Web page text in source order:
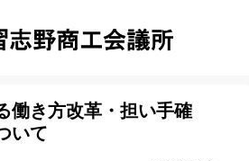
働き方改革・担い手確
いて